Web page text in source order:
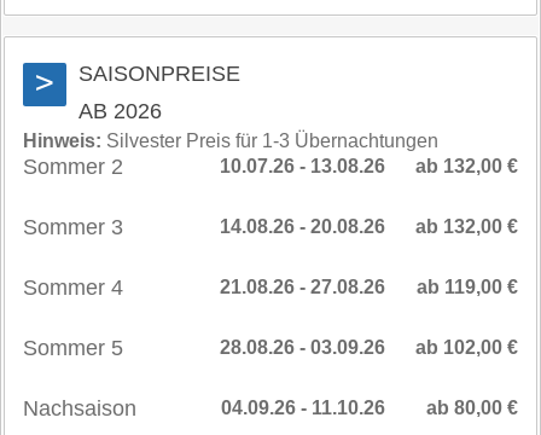
>
SAISONPREISE
AB 2026
Hinweis: Silvester Preis für 1-3 Übernachtungen
Sommer 2 ab 132,00 €
10.07.26 - 13.08.26
Sommer 3 ab 132,00 €
14.08.26 - 20.08.26
Sommer 4 ab 119,00 €
21.08.26 - 27.08.26
Sommer 5 ab 102,00 €
28.08.26 - 03.09.26
Nachsaison ab 80,00 €
04.09.26 - 11.10.26